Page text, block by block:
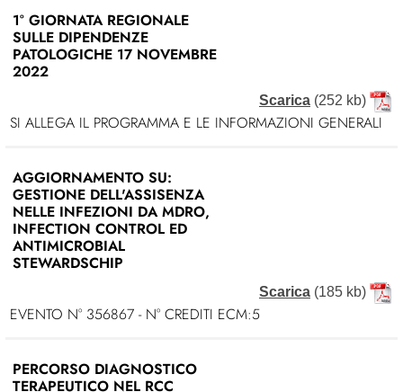
1° GIORNATA REGIONALE
SULLE DIPENDENZE
PATOLOGICHE 17 NOVEMBRE
2022
Scarica (252 kb)
SI ALLEGA IL PROGRAMMA E LE INFORMAZIONI GENERALI
AGGIORNAMENTO SU:
GESTIONE DELL'ASSISENZA
NELLE INFEZIONI DA MDRO,
INFECTION CONTROL ED
ANTIMICROBIAL
STEWARDSCHIP
Scarica (185 kb)
EVENTO N° 356867 - N° CREDITI ECM:5
PERCORSO DIAGNOSTICO
TERAPEUTICO NEL RCC